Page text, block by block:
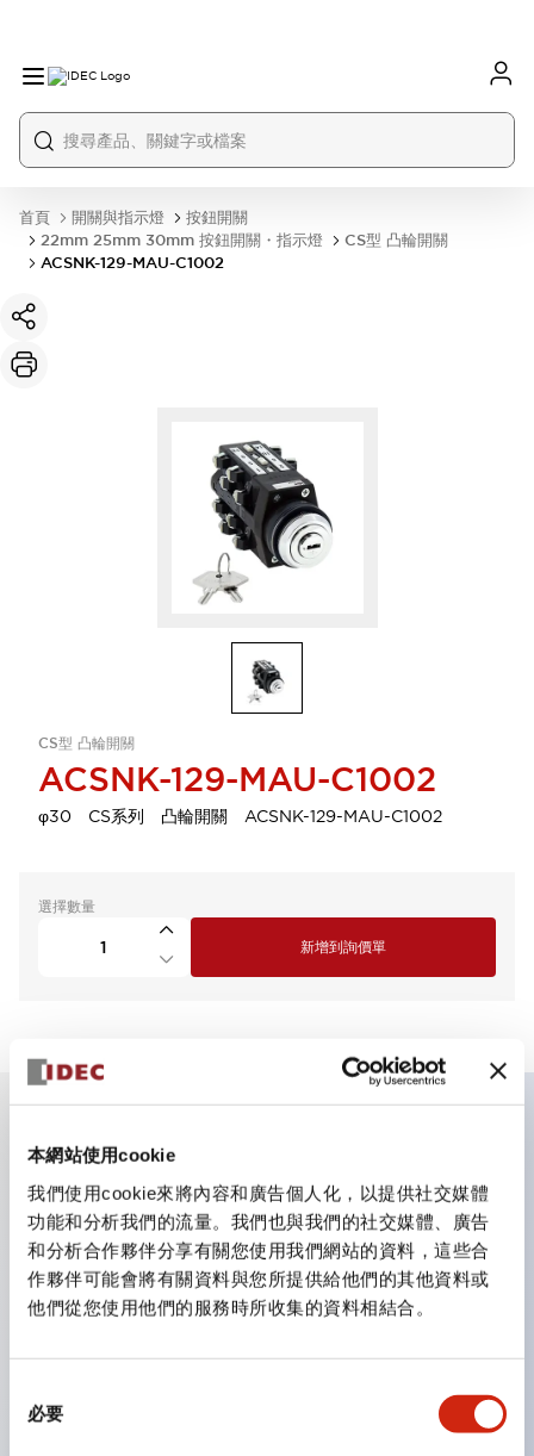
本網站使用cookie
我們使用cookie來將內容和廣告個人化，以提供社交媒體
功能和分析我們的流量。我們也與我們的社交媒體、廣告
和分析合作夥伴分享有關您使用我們網站的資料，這些合
作夥伴可能會將有關資料與您所提供給他們的其他資料或
他們從您使用他們的服務時所收集的資料相結合。
必要
首頁 開關與指示燈
按鈕開關
22mm 25mm 30mm 按鈕開關・指示燈
CS型 凸輪開關
ACSNK-129-MAU-C1002
CS型 凸輪開關
ACSNK-129-MAU-C1002
φ30 CS系列 凸輪開關 ACSNK-129-MAU-C1002
選擇數量
新增到詢價單
主要特點
CS型凸輪開關是方便用於設備的開關和切換，適用範圍廣
泛的操作開關器。
提供72種標準迴路
透過6種形式與接點模組段數的組合，可實現各種接點構
造。
配備可確認接點狀態的指示燈，並提供手柄操作型、鑰匙